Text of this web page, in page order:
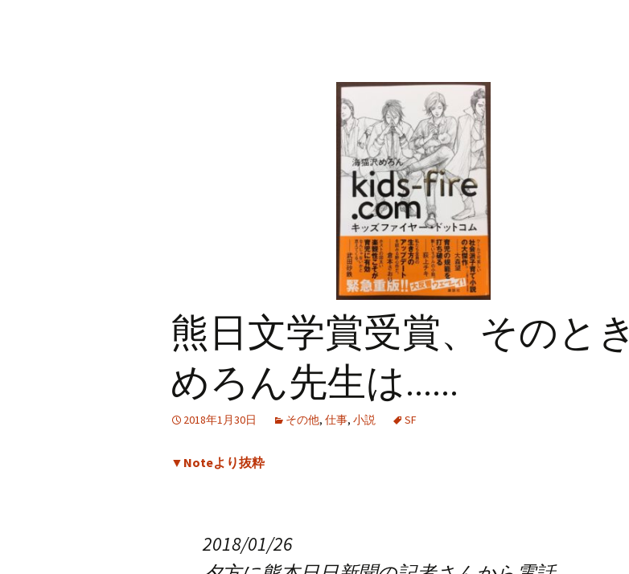
熊日文学賞受賞、そのとき
めろん先生は……
2018年1月30日 その他, 仕事, 小説 SF
▼Noteより抜粋
2018/01/26